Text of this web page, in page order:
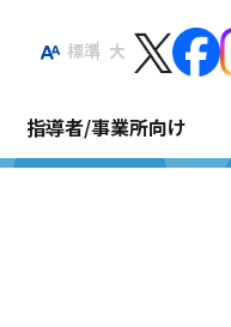
標準 大
指導者/事業所向け